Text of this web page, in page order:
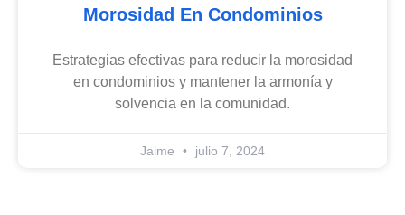
Morosidad En Condominios
Estrategias efectivas para reducir la morosidad
en condominios y mantener la armonía y
solvencia en la comunidad.
Jaime julio 7, 2024